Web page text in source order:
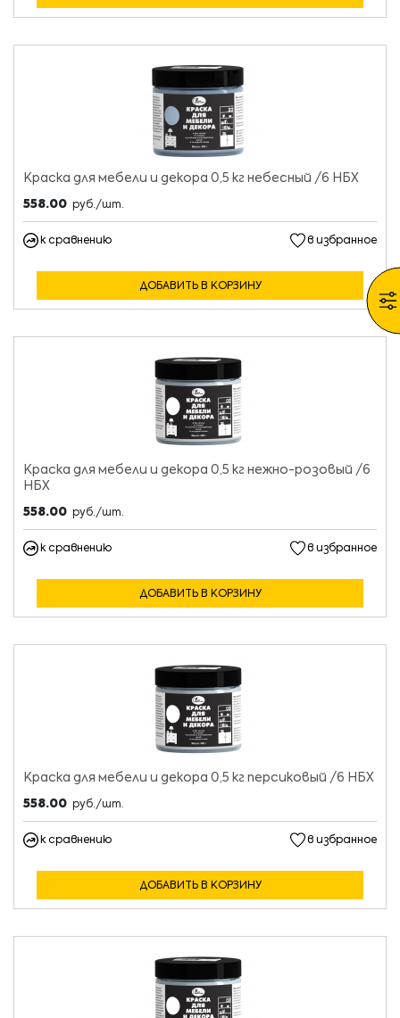
Краска для мебели и декора 0,5 кг небесный /6 НБХ
558.00 руб./шт.
к сравнению в избранное
ДОБАВИТЬ В КОРЗИНУ
Краска для мебели и декора 0,5 кг нежно-розовый /6
НБХ
558.00 руб./шт.
к сравнению в избранное
ДОБАВИТЬ В КОРЗИНУ
Краска для мебели и декора 0,5 кг персиковый /6 НБХ
558.00 руб./шт.
к сравнению в избранное
ДОБАВИТЬ В КОРЗИНУ